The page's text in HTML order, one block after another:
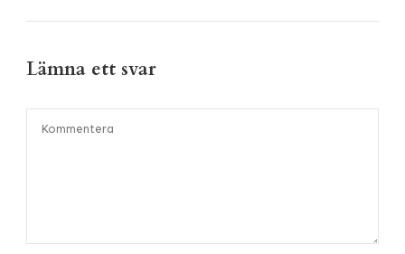
Lämna ett svar